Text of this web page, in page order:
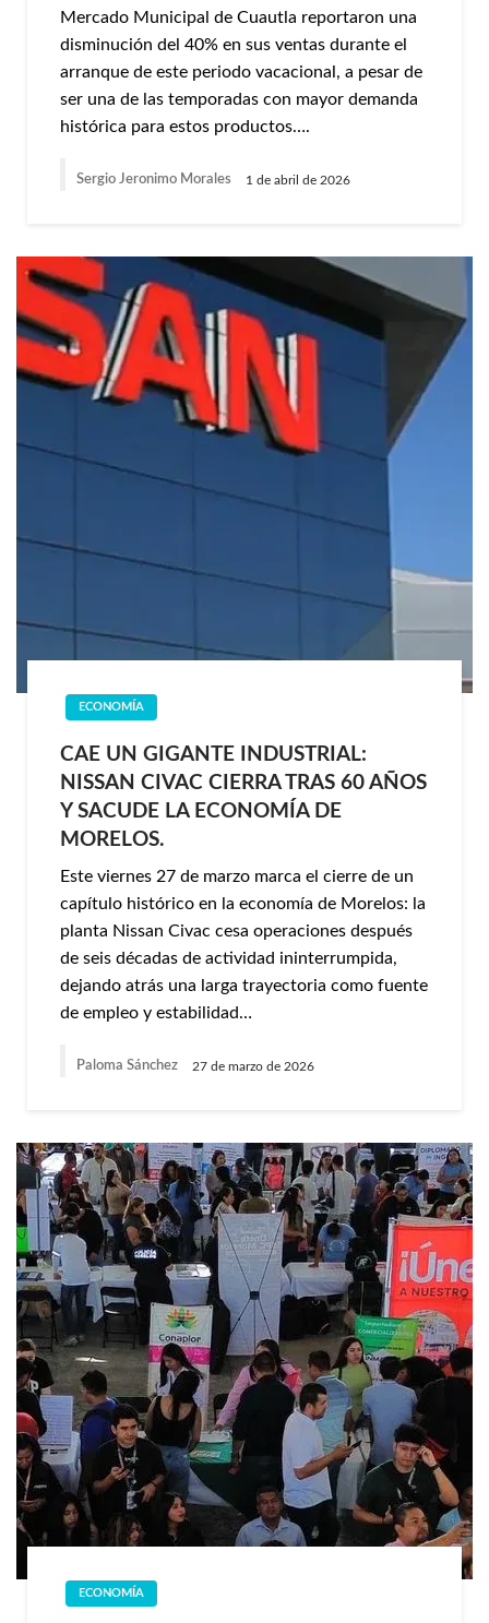
Mercado Municipal de Cuautla reportaron una
disminución del 40% en sus ventas durante el
arranque de este periodo vacacional, a pesar de
ser una de las temporadas con mayor demanda
histórica para estos productos….
Sergio Jeronimo Morales 1 de abril de 2026
ECONOMÍA
CAE UN GIGANTE INDUSTRIAL:
NISSAN CIVAC CIERRA TRAS 60 AÑOS
Y SACUDE LA ECONOMÍA DE
MORELOS.
Este viernes 27 de marzo marca el cierre de un
capítulo histórico en la economía de Morelos: la
planta Nissan Civac cesa operaciones después
de seis décadas de actividad ininterrumpida,
dejando atrás una larga trayectoria como fuente
de empleo y estabilidad…
Paloma Sánchez 27 de marzo de 2026
ECONOMÍA